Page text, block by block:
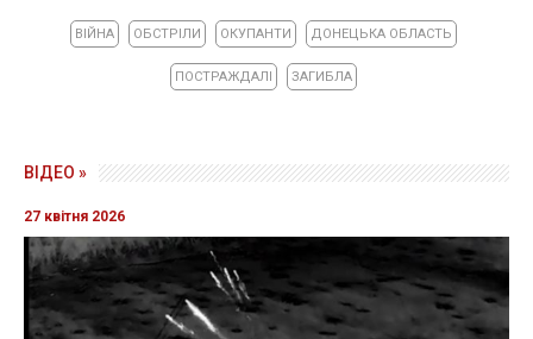
ВІЙНА ОБСТРІЛИ ОКУПАНТИ ДОНЕЦЬКА ОБЛАСТЬ
ПОСТРАЖДАЛІ ЗАГИБЛА
ВІДЕО »
27 квітня 2026